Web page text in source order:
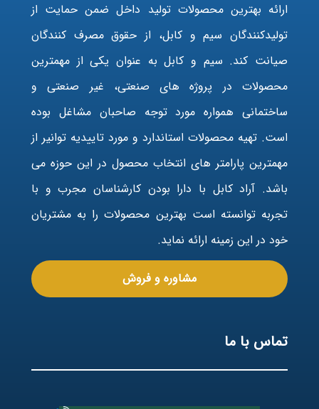
ارائه بهترین محصولات تولید داخل ضمن حمایت از
تولیدکنندگان سیم و کابل، از حقوق مصرف کنندگان
صیانت کند. سیم و کابل به عنوان یکی از مهمترین
محصولات در پروژه های صنعتی، غیر صنعتی و
ساختمانی همواره مورد توجه صاحبان مشاغل بوده
است. تهیه محصولات استاندارد و مورد تاییدیه توانیر از
مهمترین پارامتر های انتخاب محصول در این حوزه می
باشد. آراد کابل با دارا بودن کارشناسان مجرب و با
تجربه توانسته است بهترین محصولات را به مشتریان
خود در این زمینه ارائه نماید.
مشاوره و فروش
تماس با ما